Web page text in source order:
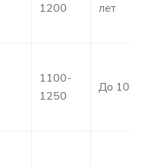
1200
лет
1100-
1250
До 10